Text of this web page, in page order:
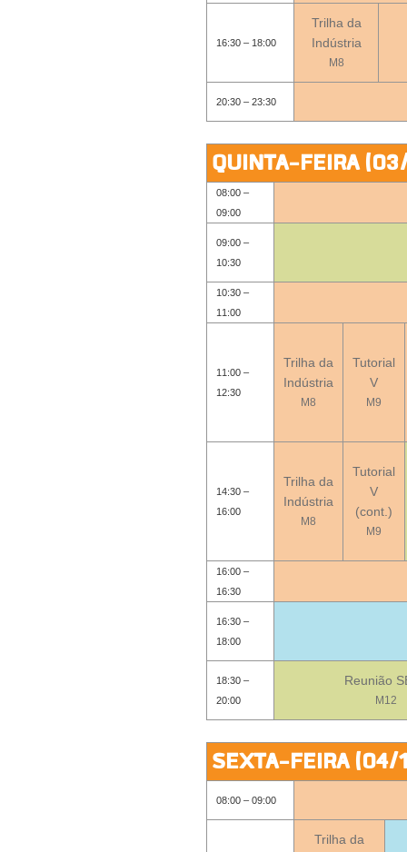
16:30 – 18:00
Trilha da
Indústria
M8
20:30 – 23:30
QUINTA-FEIRA
08:00 –
09:00
09:00 –
10:30
10:30 –
11:00
11:00 –
12:30
Trilha da
Indústria
M8
Tutorial
V
M9
14:30 –
16:00
Trilha da
Indústria
M8
Tutorial
V
(cont.)
M9
16:00 –
16:30
16:30 –
18:00
18:30 –
20:00
Reunião
M12
SEXTA-FEIRA
08:00 – 09:00
Trilha da